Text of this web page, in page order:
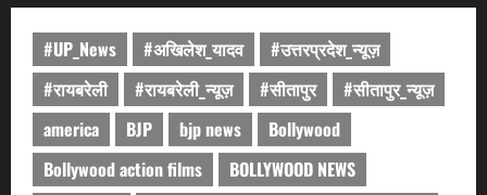
#UP_News #अखिलेश_यादव
#उत्तरप्रदेश_न्यूज़
#रायबरेली
#रायबरेली_न्यूज़ #सीतापुर
#सीतापुर_न्यूज़
america
BJP bjp news
Bollywood
Bollywood action films
BOLLYWOOD NEWS